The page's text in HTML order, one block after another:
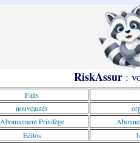
RiskAssur:
Faits
nouveautés
Abonnement Privilège
Editos